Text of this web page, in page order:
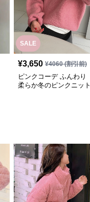
SALE
¥3,650 ¥4060(割引前)
ピンクコーデ ふんわり
柔らか冬のピンクニット